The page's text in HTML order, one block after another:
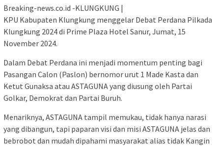
Breaking-news.co.id -KLUNGKUNG |
KPU Kabupaten Klungkung menggelar Debat Perdana Pilkada
Klungkung 2024 di Prime Plaza Hotel Sanur, Jumat, 15
November 2024.
Dalam Debat Perdana ini menjadi momentum penting bagi
Pasangan Calon (Paslon) bernomor urut 1 Made Kasta dan
Ketut Gunaksa atau ASTAGUNA yang diusung oleh Partai
Golkar, Demokrat dan Partai Buruh.
Menariknya, ASTAGUNA tampil memukau, tidak hanya narasi
yang dibangun, tapi paparan visi dan misi ASTAGUNA jelas dan
bebrobot dan mudah dipahami masyarakat alias tidak Kangin